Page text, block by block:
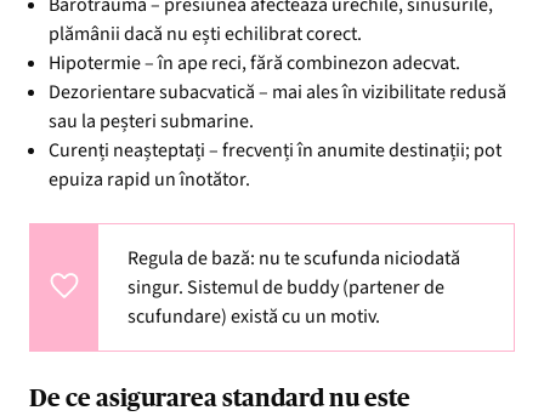
plămânii dacă nu ești echilibrat corect.
Hipotermie – în ape reci, fără combinezon adecvat.
Dezorientare subacvatică – mai ales în vizibilitate redusă
sau la peșteri submarine.
Curenți neașteptați – frecvenți în anumite destinații; pot
epuiza rapid un înotător.
Regula de bază: nu te scufunda niciodată
singur. Sistemul de buddy (partener de
scufundare) există cu un motiv.
De ce asigurarea standard nu este